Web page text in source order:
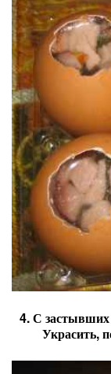
4. С застывших
Украсить,